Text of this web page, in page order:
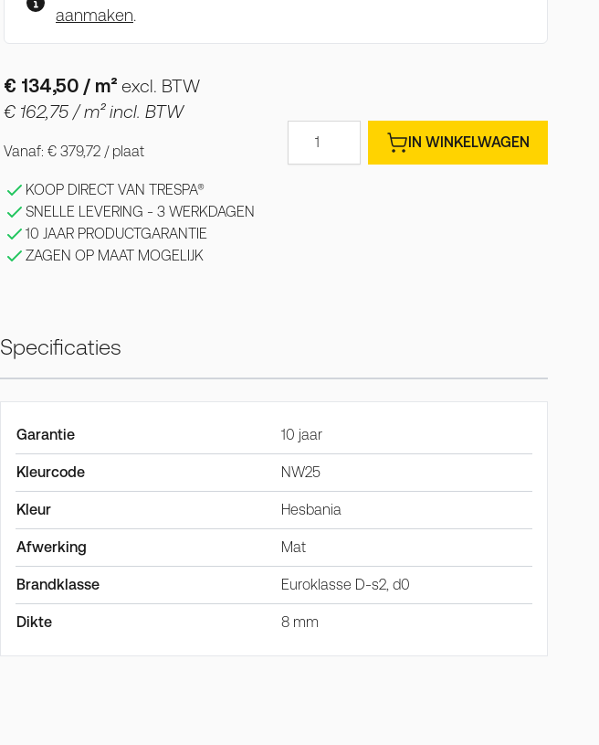
aanmaken.
€ 134,50 / m² excl. BTW
€ 162,75 / m² incl. BTW
Vanaf: € 379,72 / plaat
IN WINKELWAGEN
KOOP DIRECT VAN TRESPA®
SNELLE LEVERING - 3 WERKDAGEN
10 JAAR PRODUCTGARANTIE
ZAGEN OP MAAT MOGELIJK
Specificaties
Garantie 10 jaar
Kleurcode NW25
Kleur Hesbania
Afwerking Mat
Brandklasse Euroklasse D-s2, d0
Dikte 8 mm